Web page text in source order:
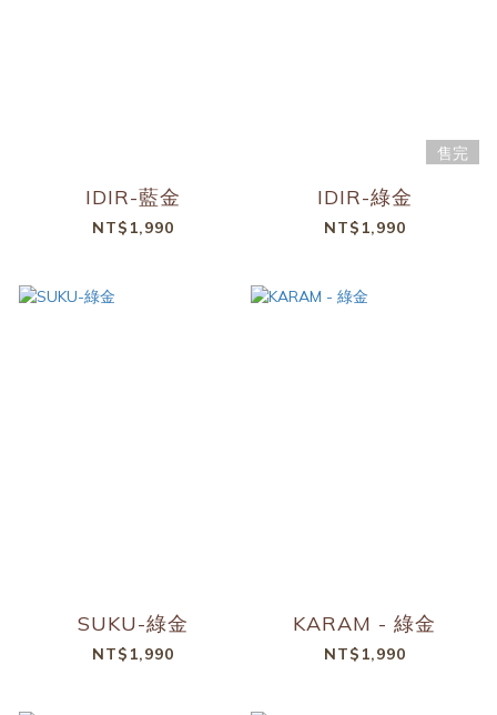
IDIR-藍金
NT$1,990
售完
IDIR-綠金
NT$1,990
SUKU-綠金
NT$1,990
KARAM - 綠金
NT$1,990